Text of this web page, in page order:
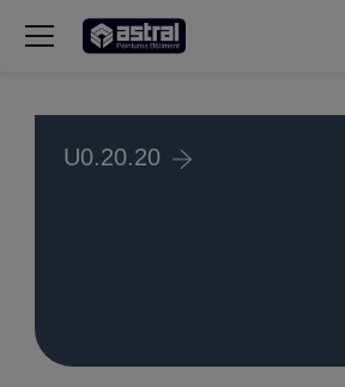
U0.20.20